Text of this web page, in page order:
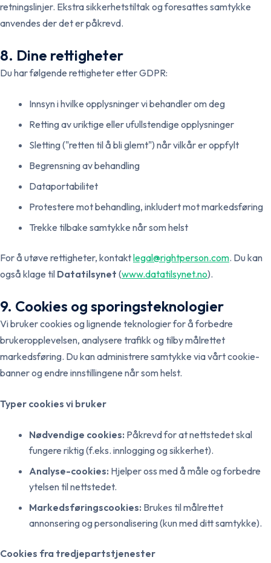
retningslinjer. Ekstra sikkerhetstiltak og foresattes samtykke
anvendes der det er påkrevd.
8. Dine rettigheter
Du har følgende rettigheter etter GDPR:
Innsyn i hvilke opplysninger vi behandler om deg
Retting av uriktige eller ufullstendige opplysninger
Sletting ("retten til å bli glemt") når vilkår er oppfylt
Begrensning av behandling
Dataportabilitet
Protestere mot behandling, inkludert mot markedsføring
Trekke tilbake samtykke når som helst
For å utøve rettigheter, kontaktlegal@rightperson.com. Du kan
også klage til Datatilsynet (www.datatilsynet.no).
9. Cookies og sporingsteknologier
Vi bruker cookies og lignende teknologier for å forbedre
brukeropplevelsen, analysere trafikk og tilby målrettet
markedsføring. Du kan administrere samtykke via vårt cookie-
banner og endre innstillingene når som helst.
Typer cookies vi bruker
Nødvendige cookies: Påkrevd for at nettstedet skal
fungere riktig (f.eks. innlogging og sikkerhet).
Analyse-cookies: Hjelper oss med å måle og forbedre
ytelsen til nettstedet.
Markedsføringscookies: Brukes til målrettet
annonsering og personalisering (kun med ditt samtykke).
Cookies fra tredjepartstjenester